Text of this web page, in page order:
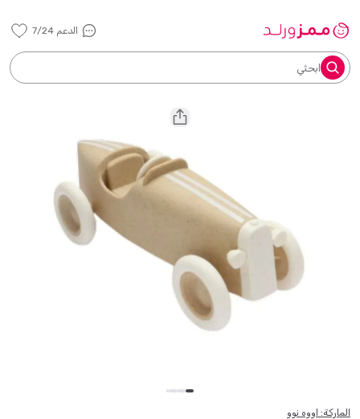
الدعم 7/24
ابحثي
الماركة: اووه نوو